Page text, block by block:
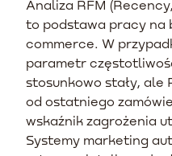
Analiza RFM
to podstawa pracy na
commerce. W
parametr
stosunkowo stały, ale
od ostatniego
wskaźnik zagrożenia
Systemy marketing